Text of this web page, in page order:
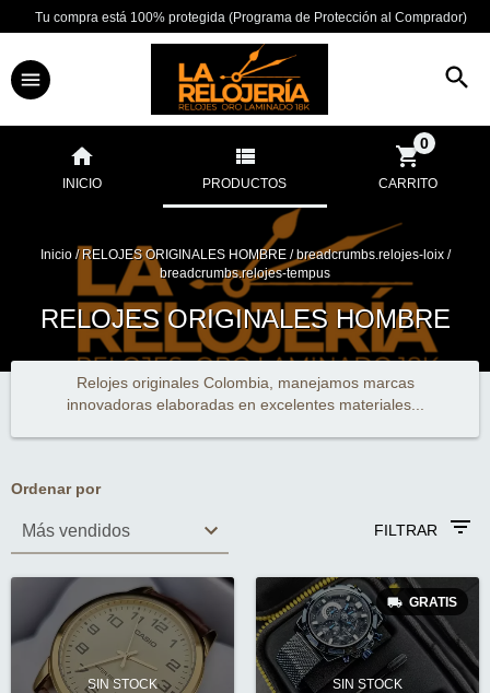
Tu compra está 100% protegida (Programa de Protección al Comprador)
INICIO PRODUCTOS CARRITO
0
Inicio / RELOJES ORIGINALES HOMBRE / breadcrumbs.relojes-loix /
breadcrumbs.relojes-tempus
RELOJES ORIGINALES HOMBRE
Relojes originales Colombia, manejamos marcas
innovadoras elaboradas en excelentes materiales...
Ordenar por
FILTRAR
SIN STOCK SIN STOCK
GRATIS